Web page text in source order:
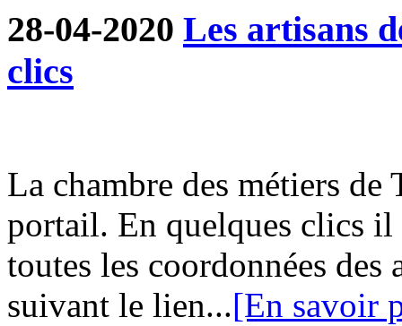
28-04-2020 Les artisans
clics
La chambre des métiers de
portail. En quelques clics il
toutes les coordonnées des
suivant le lien...[En savoir